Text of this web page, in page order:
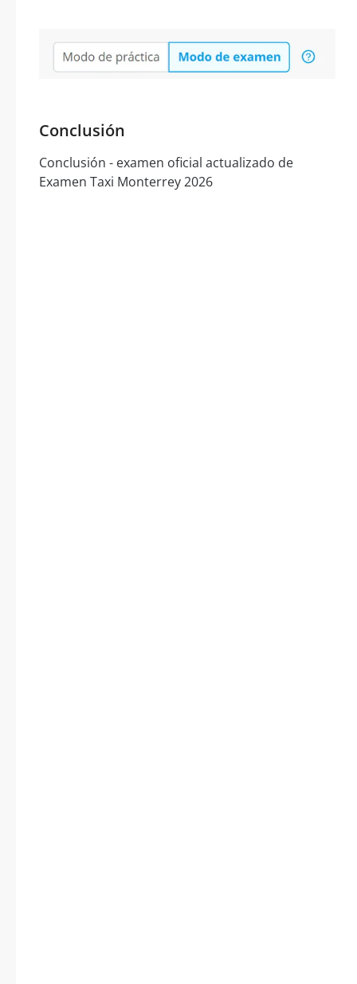
Conclusión
Conclusión - examen oficial actualizado de
Examen Taxi Monterrey 2026